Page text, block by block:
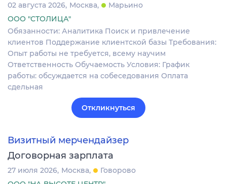
02 августа 2026 Москва
Марьино
ООО "СТОЛИЦА"
Обязанности: Аналитика Поиск и привлечение
клиентов Поддержание клиентской базы Требования:
Опыт работы не требуется, всему научим
Ответственность Обучаемость Условия: График
работы: обсуждается на собеседования Оплата
сдельная
Откликнуться
Визитный мерчендайзер
Договорная зарплата
27 июля 2026 Москва
Говорово